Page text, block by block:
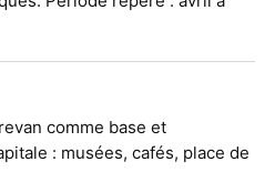
comme base et
: musées, cafés, place de